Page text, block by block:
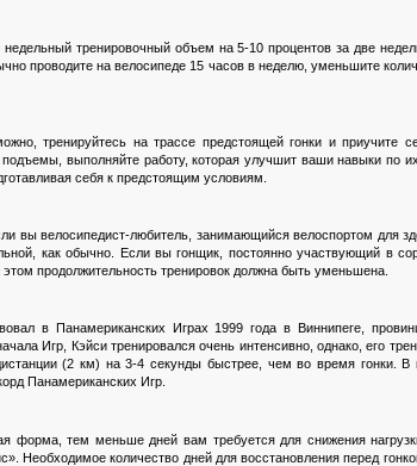
тренировочный объем на 5-10 процентов за две
проводите на велосипеде 15 часов в неделю, уменьшите
тренируйтесь на трассе предстоящей гонки и приучите
выполняйте работу, которая улучшит ваши навыки по
себя к предстоящим условиям.
вы велосипедист-любитель, занимающийся велоспортом для
как обычно. Если вы гонщик, постоянно участвующий в
продолжительность тренировок должна быть уменьшена.
в Панамериканских Играх 1999 года в Виннипеге,
Игр, Кэйси тренировался очень интенсивно, однако, его
(2 км) на 3-4 секунды быстрее, чем во время гонки. В
Панамериканских Игр.
форма, тем меньше дней вам требуется для снижения
Необходимое количество дней для восстановления перед